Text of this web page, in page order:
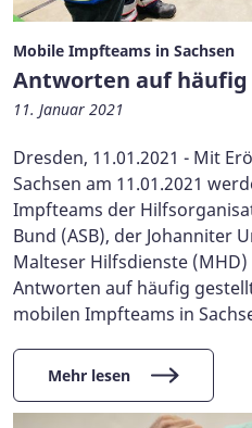
Mobile Impfteams in Sachsen
Antworten auf
11. Januar 2021
Dresden, 11.01.2021 - Mit
Sachsen am 11.01.2021
Impfteams der
Bund (ASB), der Johanniter
Malteser Hilfsdienste
Antworten auf häufig
mobilen Impfteams in
Mehr lesen